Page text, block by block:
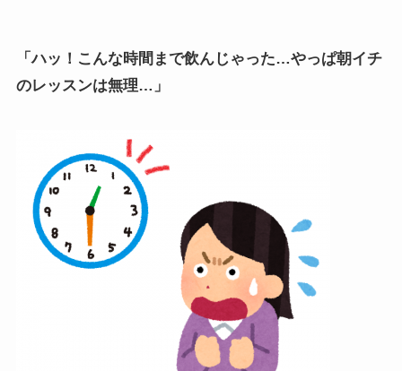
「ハッ！こんな時間まで飲んじゃった…やっぱ朝イチ
のレッスンは無理…」